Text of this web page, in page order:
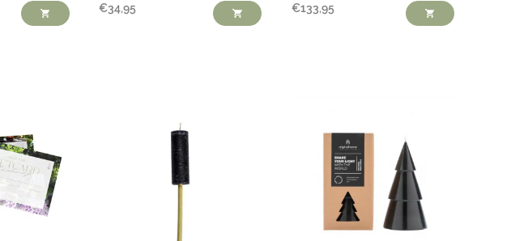
€34,95 €133,95